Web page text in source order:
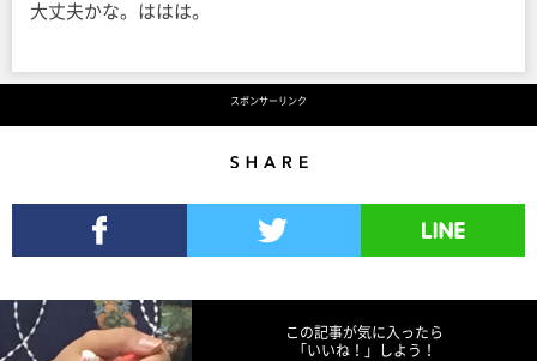
大丈夫かな。ははは。
スポンサーリンク
この記事が気に入ったら
「いいね！」しよう！